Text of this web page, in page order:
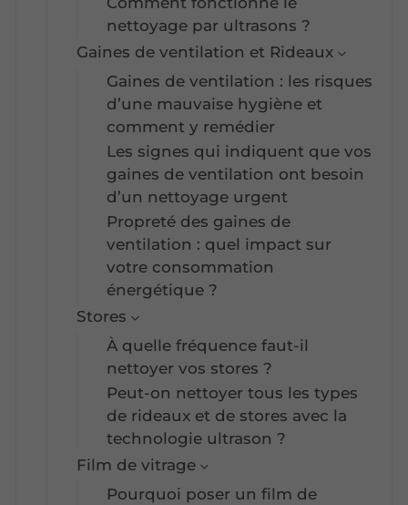
nettoyage par ultrasons ?
Gaines de ventilation et Rideaux
Gaines de ventilation : les risques
d’une mauvaise hygiène et
comment y remédier
Les signes qui indiquent que vos
gaines de ventilation ont besoin
d’un nettoyage urgent
Propreté des gaines de
ventilation : quel impact sur
votre consommation
énergétique ?
Stores
À quelle fréquence faut-il
nettoyer vos stores ?
Peut-on nettoyer tous les types
de rideaux et de stores avec la
technologie ultrason ?
Film de vitrage
Pourquoi poser un film de